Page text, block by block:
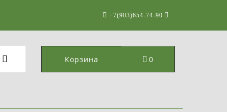
+7(903)654-74-90
Корзина 0